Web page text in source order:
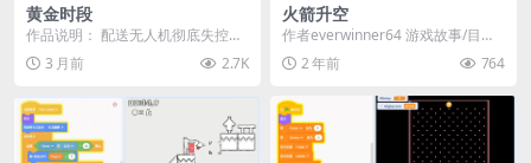
黄金时段
作品说明： 配送无人机彻底失控
了，包裹正被疯狂地投放到乡间各
地。 躲避从天而降的...
3 月前 2.7K
火箭升空
作者everwinner64 游戏故事/目
标： 飞行员（你）：“地面控制，这
里是...2 年前 764